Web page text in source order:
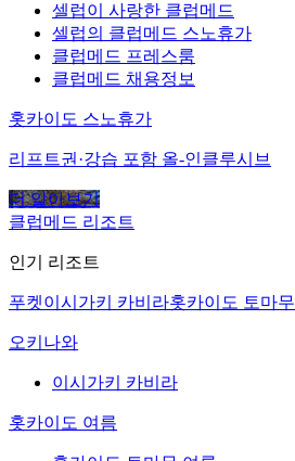
셀럽이 사랑한 클럽메드
셀럽의 클럽메드 스노휴가
클럽메드 프레스룸
클럽메드 채용정보
홋카이도 스노휴가
리프트권·강습 포함 올-인클루시브
더 알아보기
클럽메드 리조트
인기 리조트
푸켓이시가키 카비라홋카이도 토마무
오키나와
이시가키 카비라
홋카이도 여름